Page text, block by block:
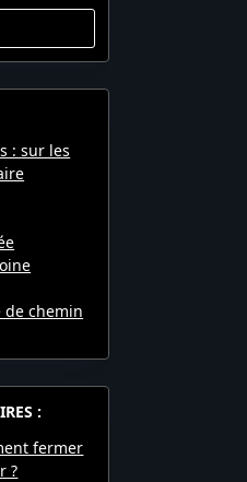
: sur les
chemin
:
fermer
?